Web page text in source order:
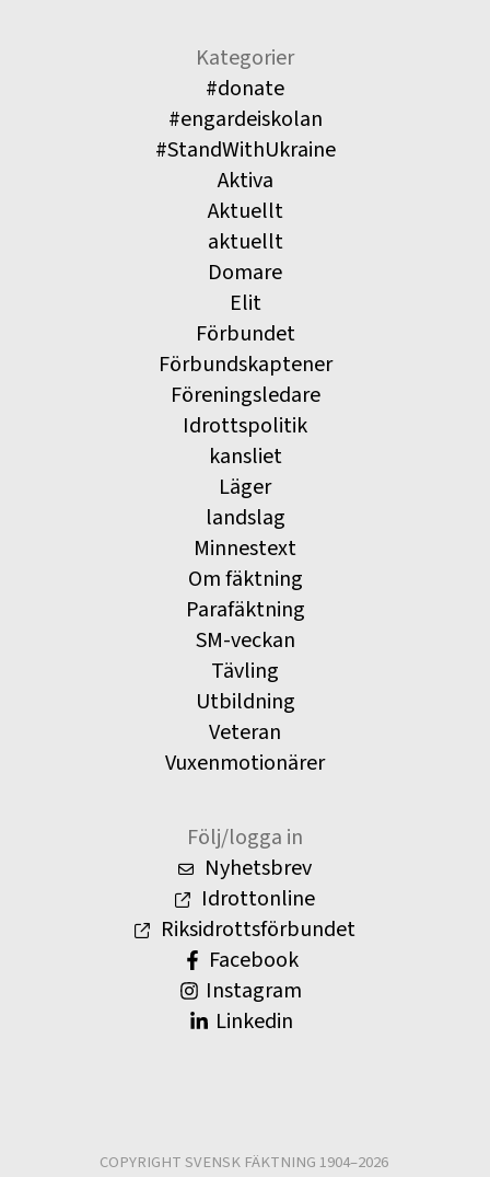
Kategorier
#donate
#engardeiskolan
#StandWithUkraine
Aktiva
Aktuellt
aktuellt
Domare
Elit
Förbundet
Förbundskaptener
Föreningsledare
Idrottspolitik
kansliet
Läger
landslag
Minnestext
Om fäktning
Parafäktning
SM-veckan
Tävling
Utbildning
Veteran
Vuxenmotionärer
Följ/logga in
Nyhetsbrev
Idrottonline
Riksidrottsförbundet
Facebook
Instagram
Linkedin
COPYRIGHT SVENSK FÄKTNING 1904–2026